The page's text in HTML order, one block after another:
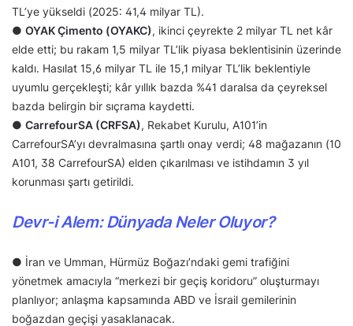
TL’ye yükseldi (2025: 41,4 milyar TL).
● OYAK Çimento (OYAKC), ikinci çeyrekte 2 milyar TL net kâr
elde etti; bu rakam 1,5 milyar TL’lik piyasa beklentisinin üzerinde
kaldı. Hasılat 15,6 milyar TL ile 15,1 milyar TL’lik beklentiyle
uyumlu gerçekleşti; kâr yıllık bazda %41 daralsa da çeyreksel
bazda belirgin bir sıçrama kaydetti.
● CarrefourSA (CRFSA), Rekabet Kurulu, A101’in
CarrefourSA’yı devralmasına şartlı onay verdi; 48 mağazanın (10
A101, 38 CarrefourSA) elden çıkarılması ve istihdamın 3 yıl
korunması şartı getirildi.
Devr-i Alem: Dünyada Neler Oluyor?
● İran ve Umman, Hürmüz Boğazı’ndaki gemi trafiğini
yönetmek amacıyla “merkezi bir geçiş koridoru” oluşturmayı
planlıyor; anlaşma kapsamında ABD ve İsrail gemilerinin
boğazdan geçişi yasaklanacak.